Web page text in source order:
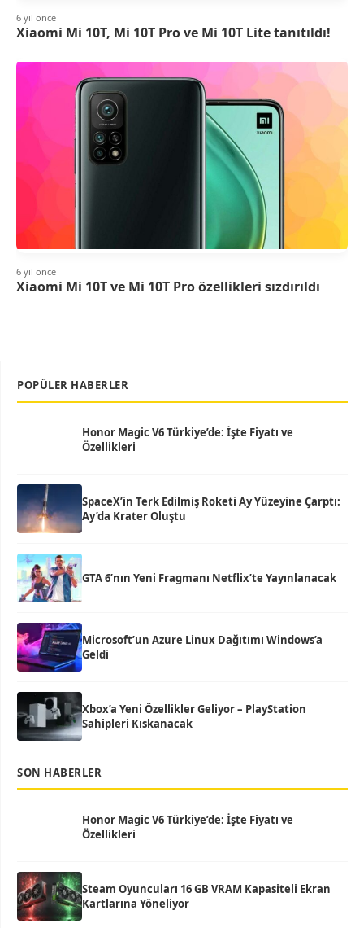
6 yıl önce
Xiaomi Mi 10T, Mi 10T Pro ve Mi 10T Lite tanıtıldı!
6 yıl önce
Xiaomi Mi 10T ve Mi 10T Pro özellikleri sızdırıldı
POPÜLER HABERLER
Honor Magic V6 Türkiye’de: İşte Fiyatı ve
Özellikleri
SpaceX’in Terk Edilmiş Roketi Ay Yüzeyine Çarptı:
Ay’da Krater Oluştu
GTA 6’nın Yeni Fragmanı Netflix’te Yayınlanacak
Microsoft’un Azure Linux Dağıtımı Windows’a
Geldi
Xbox’a Yeni Özellikler Geliyor – PlayStation
Sahipleri Kıskanacak
SON HABERLER
Honor Magic V6 Türkiye’de: İşte Fiyatı ve
Özellikleri
Steam Oyuncuları 16 GB VRAM Kapasiteli Ekran
Kartlarına Yöneliyor